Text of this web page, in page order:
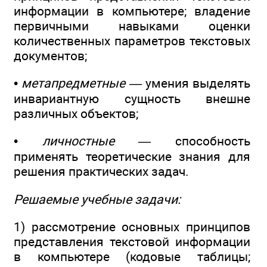
информации в компьютере; владение
первичными навыками оценки
количественных параметров текстовых
документов;
• метапредметные— умения выделять
инвариантную сущность внешне
различных объектов;
• личностные— способность
применять теоретические знания для
решения практических задач.
Решаемые учебные задачи:
1) рассмотрение основных принципов
представления текстовой информации
в компьютере (кодовые таблицы;